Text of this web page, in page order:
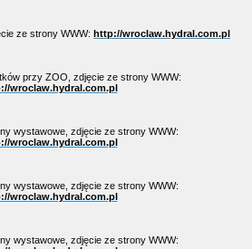
ze strony WWW: http://wroclaw.hydral.com.pl
przy ZOO, zdjęcie ze strony WWW:
wroclaw.hydral.com.pl
wystawowe, zdjęcie ze strony WWW:
wroclaw.hydral.com.pl
wystawowe, zdjęcie ze strony WWW:
wroclaw.hydral.com.pl
wystawowe, zdjęcie ze strony WWW: